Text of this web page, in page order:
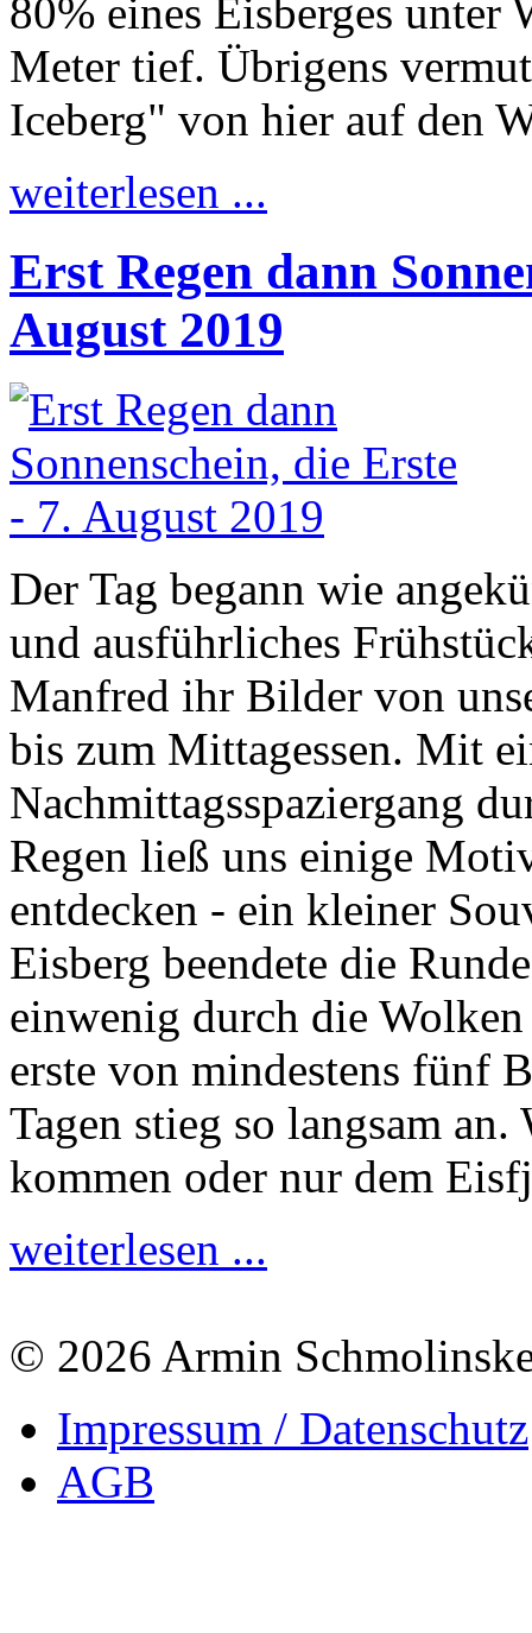
80% eines Eisberges unter
Meter tief. Übrigens
Iceberg" von hier auf den
weiterlesen ...
Erst Regen dann
August 2019
Der Tag begann wie
und ausführliches
Manfred ihr Bilder von
bis zum Mittagessen. Mit
Nachmittagsspaziergang
Regen ließ uns einige
entdecken - ein kleiner
Eisberg beendete die
einwenig durch die
erste von mindestens fünf
Tagen stieg so langsam
kommen oder nur dem
weiterlesen ...
© 2026 Armin
Impressum / Datenschutz
AGB